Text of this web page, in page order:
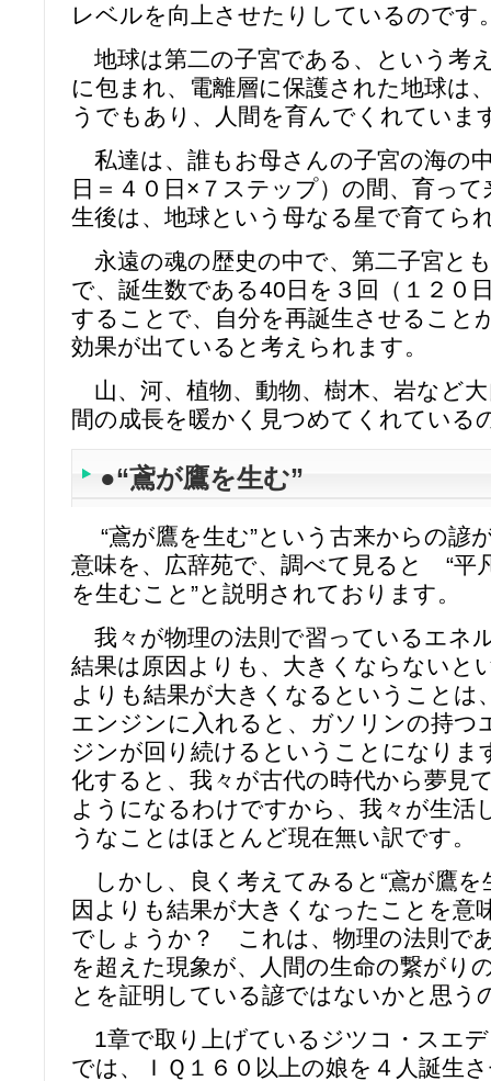
レベルを向上させたりしているのです
地球は第二の子宮である、という考
に包まれ、電離層に保護された地球は
うでもあり、人間を育んでくれていま
私達は、誰もお母さんの子宮の海の
日＝４０日×７ステップ）の間、育っ
生後は、地球という母なる星で育てら
永遠の魂の歴史の中で、第二子宮と
で、誕生数である40日を３回（１２０
することで、自分を再誕生させること
効果が出ていると考えられます。
山、河、植物、動物、樹木、岩など
間の成長を暖かく見つめてくれている
●“鳶が鷹を生む”
“鳶が鷹を生む”という古来からの諺
意味を、広辞苑で、調べて見ると “平
を生むこと”と説明されております。
我々が物理の法則で習っているエネ
結果は原因よりも、大きくならないと
よりも結果が大きくなるということは
エンジンに入れると、ガソリンの持つ
ジンが回り続けるということになりま
化すると、我々が古代の時代から夢見
ようになるわけですから、我々が生活
うなことはほとんど現在無い訳です。
しかし、良く考えてみると“鳶が鷹を
因よりも結果が大きくなったことを意
でしょうか？ これは、物理の法則で
を超えた現象が、人間の生命の繋がり
とを証明している諺ではないかと思う
1章で取り上げているジツコ・スエ
では、ＩＱ１６０以上の娘を４人誕生